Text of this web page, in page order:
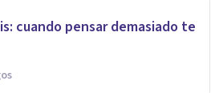
cuando pensar demasiado te